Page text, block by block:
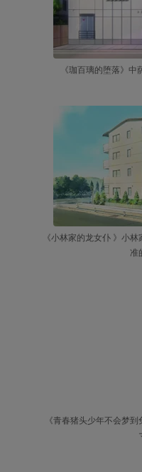
《珈百璃的堕落》
《小林家的龙女仆 》小
准
《青春猪头少年不会梦